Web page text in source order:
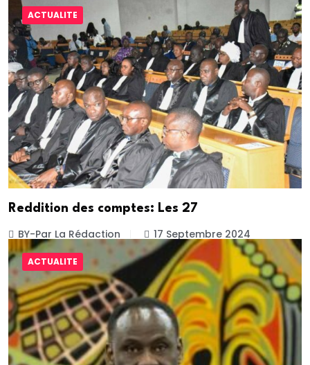
ACTUALITE
Reddition des comptes: Les 27
BY-Par La Rédaction 17 Septembre 2024
ACTUALITE